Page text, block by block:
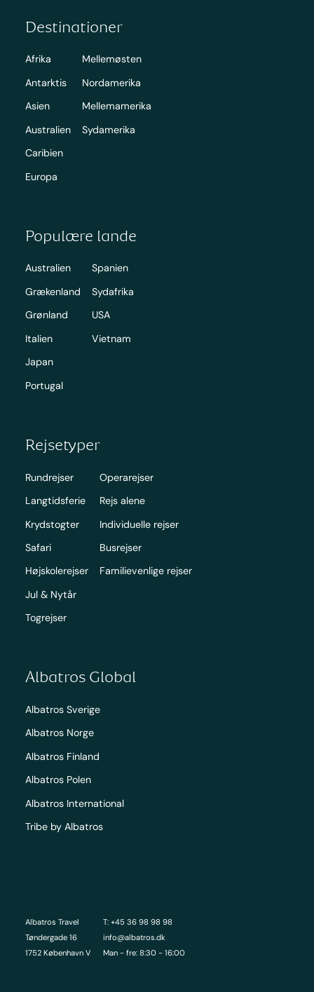
Destinationer
Afrika
Antarktis
Asien
Australien
Caribien
Europa
Mellemøsten
Nordamerika
Mellemamerika
Sydamerika
Populære lande
Australien
Grækenland
Grønland
Italien
Japan
Portugal
Spanien
Sydafrika
USA
Vietnam
Albatros Travel
Tøndergade 16
1752 København V
T: +45 36 98 98 98
info@albatros.dk
Man - fre: 8:30 - 16:00
Rejsetyper
Rundrejser
Langtidsferie
Krydstogter
Safari
Højskolerejser
Jul & Nytår
Togrejser
Operarejser
Rejs alene
Individuelle rejser
Busrejser
Familievenlige rejser
Albatros Global
Albatros Sverige
Albatros Norge
Albatros Finland
Albatros Polen
Albatros International
Tribe by Albatros